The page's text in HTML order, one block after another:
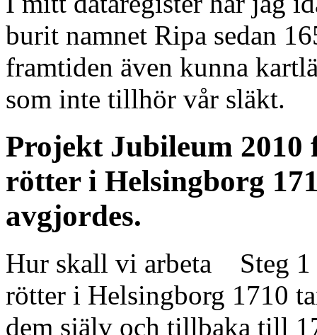
burit namnet Ripa sedan
framtiden även kunna
som inte tillhör vår släkt.
Projekt Jubileum 2010
rötter i Helsingborg
avgjordes.
Hur skall vi arbeta Steg 1
rötter i Helsingborg 1710
dem själv och tillbaka till